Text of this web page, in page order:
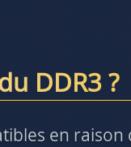
DDR3 ?
en